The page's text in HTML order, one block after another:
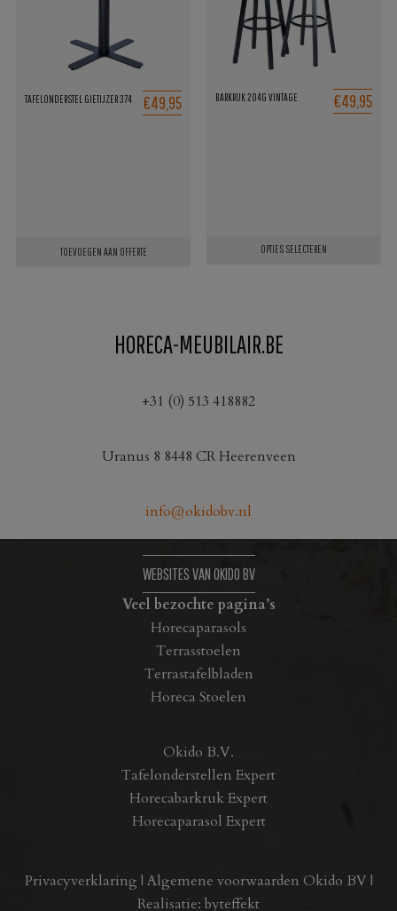
TAFELONDERSTEL GIETIJZER 374 €49,95
TOEVOEGEN AAN OFFERTE
BARKRUK 204G VINTAGE €49,95
OPTIES SELECTEREN
meerdere
gekozen
op
productpagina
HORECA-MEUBILAIR.BE
+31 (0) 513 418882
Uranus 8 8448 CR Heerenveen
info@okidobv.nl
WEBSITES VAN OKIDO BV
Veel bezochte pagina’s
Horecaparasols
Terrasstoelen
Terrastafelbladen
Horeca Stoelen
Okido B.V.
Tafelonderstellen Expert
Horecabarkruk Expert
Horecaparasol Expert
Privacyverklaring | Algemene voorwaarden Okido BV |
Realisatie: byteffekt